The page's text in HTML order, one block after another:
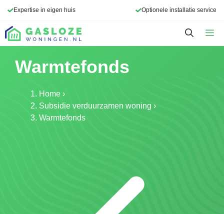
de
inhoud
Expertise in eigen huis Optionele installatie service
Warmtefonds
Home ›
Subsidie verduurzamen woning ›
Warmtefonds